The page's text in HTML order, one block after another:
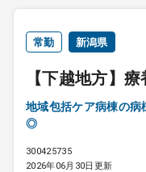
常勤 新潟県
【下越地方】
地域包括ケア病棟の病
◎
300425735
2026年06月30日更新